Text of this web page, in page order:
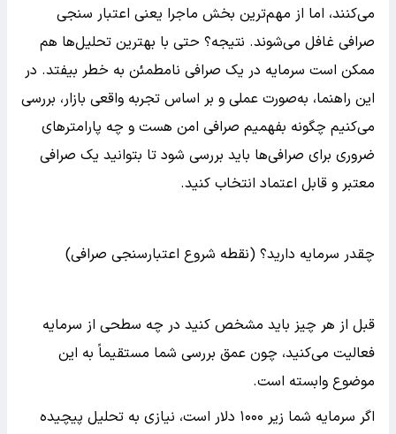
می‌کنند، اما از مهم‌ترین بخش ماجرا یعنی اعتبار سنجی
صرافی غافل می‌شوند. نتیجه؟ حتی با بهترین تحلیل‌ها هم
ممکن است سرمایه در یک صرافی نامطمئن به خطر بیفتد. در
این راهنما، به‌صورت عملی و بر اساس تجربه واقعی بازار، بررسی
می‌کنیم چگونه بفهمیم صرافی امن هست و چه پارامترهای
ضروری برای صرافی‌ها باید بررسی شود تا بتوانید یک صرافی
معتبر و قابل اعتماد انتخاب کنید.
چقدر سرمایه دارید؟ (نقطه شروع اعتبارسنجی صرافی)
قبل از هر چیز باید مشخص کنید در چه سطحی از سرمایه
فعالیت می‌کنید، چون عمق بررسی شما مستقیماً به این
موضوع وابسته است.
اگر سرمایه شما زیر ۱۰۰۰ دلار است، نیازی به تحلیل پیچیده